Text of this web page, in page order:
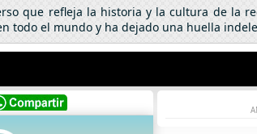
que refleja la historia y la cultura de la
todo el mundo y ha dejado una huella